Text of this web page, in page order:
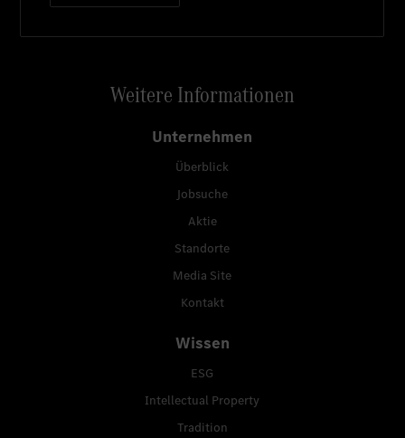
Weitere Informationen
Unternehmen
Überblick
Jobsuche
Aktie
Standorte
Media Site
Kontakt
Wissen
ESG
Intellectual Property
Tradition